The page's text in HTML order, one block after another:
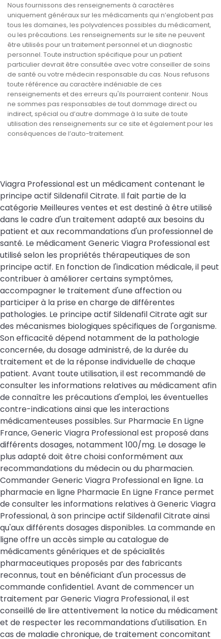
Nous fournissons des renseignements à caractères
uniquement généraux sur les médicaments qui n’englobent pas
tous les domaines, les polyvalences possibles du médicament,
ou les précautions. Les renseignements sur le site ne peuvent
être utilisés pour un traitement personnel et un diagnostic
personnel. Toute instruction spécifique pour un patient
particulier devrait être consultée avec votre conseiller de soins
de santé ou votre médecin responsable du cas. Nous refusons
toute référence au caractère indéniable de ces
renseignements et des erreurs qu'ils pourraient contenir. Nous
ne sommes pas responsables de tout dommage direct ou
indirect, spécial ou d’autre dommage à la suite de toute
utilisation des renseignements sur ce site et également pour les
conséquences de l’auto-traitement.
Viagra Professional est un médicament contenant le
principe actif Sildenafil Citrate. Il fait partie de la
catégorie Meilleures ventes et est destiné à être utilisé
dans le cadre d'un traitement adapté aux besoins du
patient et aux recommandations d'un professionnel de
santé. Le médicament Generic Viagra Professional est
utilisé selon les propriétés thérapeutiques de son
principe actif. En fonction de l'indication médicale, il peut
contribuer à améliorer certains symptômes,
accompagner le traitement d'une affection ou
participer à la prise en charge de différentes
pathologies. Le principe actif Sildenafil Citrate agit sur
des mécanismes biologiques spécifiques de l'organisme.
Son efficacité dépend notamment de la pathologie
concernée, du dosage administré, de la durée du
traitement et de la réponse individuelle de chaque
patient. Avant toute utilisation, il est recommandé de
consulter les informations relatives au médicament afin
de connaître les précautions d'emploi, les éventuelles
contre-indications ainsi que les interactions
médicamenteuses possibles. Sur Pharmacie En Ligne
France, Generic Viagra Professional est proposé dans
différents dosages, notamment 100/mg. Le dosage le
plus adapté doit être choisi conformément aux
recommandations du médecin ou du pharmacien.
Commander Generic Viagra Professional en ligne. La
pharmacie en ligne Pharmacie En Ligne France permet
de consulter les informations relatives à Generic Viagra
Professional, à son principe actif Sildenafil Citrate ainsi
qu'aux différents dosages disponibles. La commande en
ligne offre un accès simple au catalogue de
médicaments génériques et de spécialités
pharmaceutiques proposés par des fabricants
reconnus, tout en bénéficiant d'un processus de
commande confidentiel. Avant de commencer un
traitement par Generic Viagra Professional, il est
conseillé de lire attentivement la notice du médicament
et de respecter les recommandations d'utilisation. En
cas de maladie chronique, de traitement concomitant